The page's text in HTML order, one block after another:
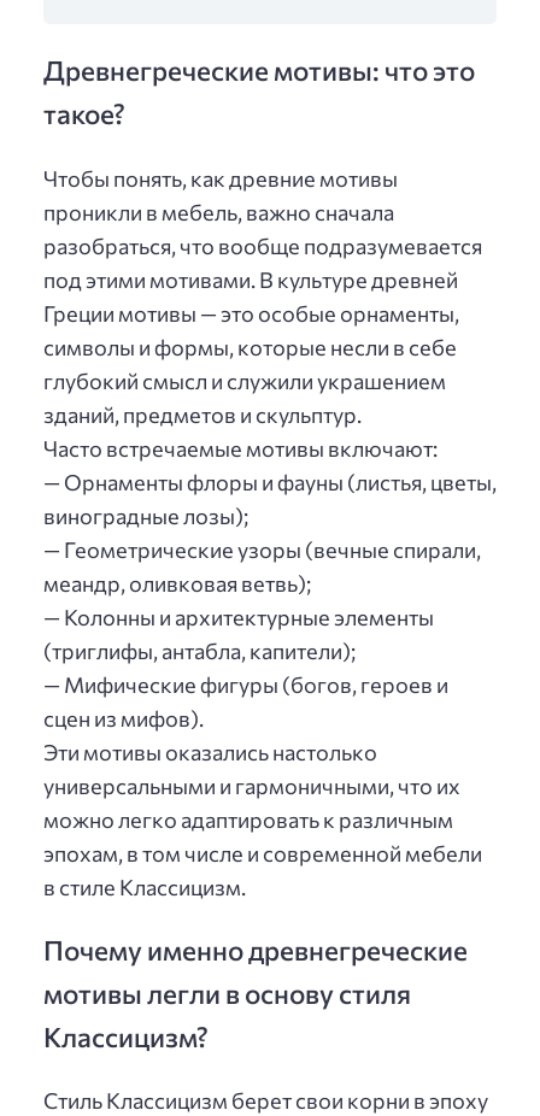
Древнегреческие мотивы: что это
такое?
Чтобы понять, как древние мотивы
проникли в мебель, важно сначала
разобраться, что вообще подразумевается
под этими мотивами. В культуре древней
Греции мотивы — это особые орнаменты,
символы и формы, которые несли в себе
глубокий смысл и служили украшением
зданий, предметов и скульптур.
Часто встречаемые мотивы включают:
— Орнаменты флоры и фауны (листья, цветы,
виноградные лозы);
— Геометрические узоры (вечные спирали,
меандр, оливковая ветвь);
— Колонны и архитектурные элементы
(триглифы, антабла, капители);
— Мифические фигуры (богов, героев и
сцен из мифов).
Эти мотивы оказались настолько
универсальными и гармоничными, что их
можно легко адаптировать к различным
эпохам, в том числе и современной мебели
в стиле Классицизм.
Почему именно древнегреческие
мотивы легли в основу стиля
Классицизм?
Стиль Классицизм берет свои корни в эпоху